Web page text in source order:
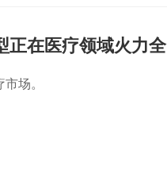
在医疗领域火力全
场。